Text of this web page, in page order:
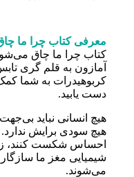
معرفی کتاب چرا ما چاق
کتاب چرا ما چاق می‌شویم؟
آمازون به قلم گری تابس، با
کربوهیدرات به شما کمک
دست یابید.
هیچ‌ انسانی نباید بی‌جهت
هیچ سودی برایش ندارد.
احساس شکست کنند، زیرا
شیمیایی مغز ما سازگار
می‌شوند.